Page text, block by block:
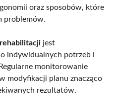
oraz sposobów, które
problemów.
jest
indywidualnych potrzeb i
monitorowanie
modyfikacji planu znacząco
rezultatów.